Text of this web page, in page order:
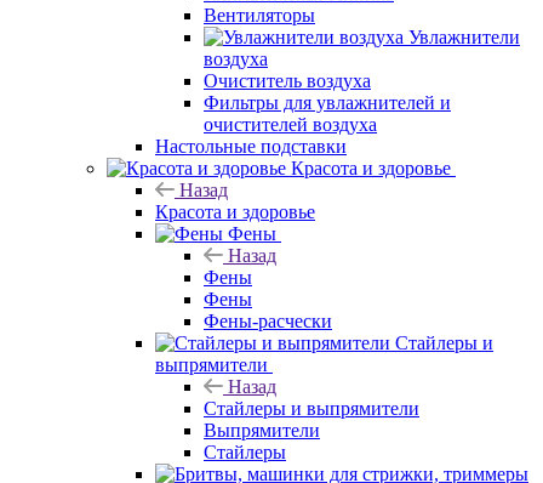
Вентиляторы
Увлажнители
воздуха
Очиститель воздуха
Фильтры для увлажнителей и
очистителей воздуха
Настольные подставки
Красота и здоровье
Назад
Красота и здоровье
Фены
Назад
Фены
Фены
Фены-расчески
Стайлеры и
выпрямители
Назад
Стайлеры и выпрямители
Выпрямители
Стайлеры